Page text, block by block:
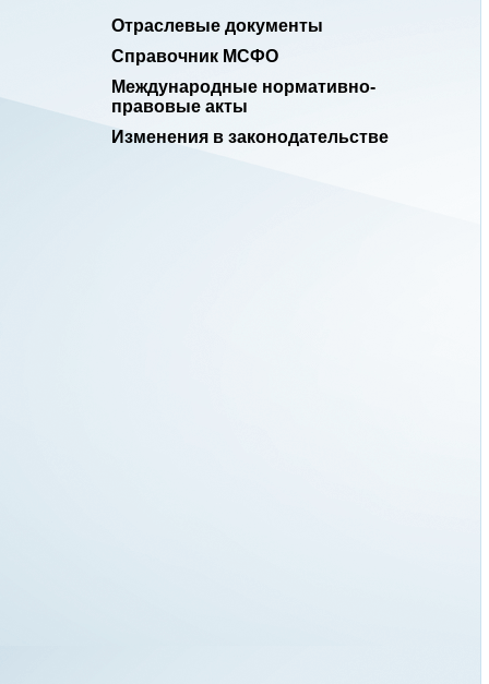
Отраслевые документы
Справочник МСФО
Международные нормативно-
правовые акты
Изменения в законодательстве